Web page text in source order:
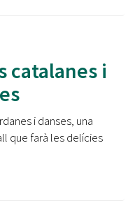
catalanes i
i danses, una
que farà les delícies